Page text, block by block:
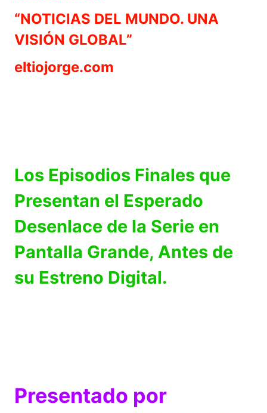
“NOTICIAS DEL MUNDO. UNA
VISIÓN GLOBAL”
eltiojorge.com
Los Episodios Finales que
Presentan el Esperado
Desenlace de la Serie en
Pantalla Grande, Antes de
su Estreno Digital.
Presentado por